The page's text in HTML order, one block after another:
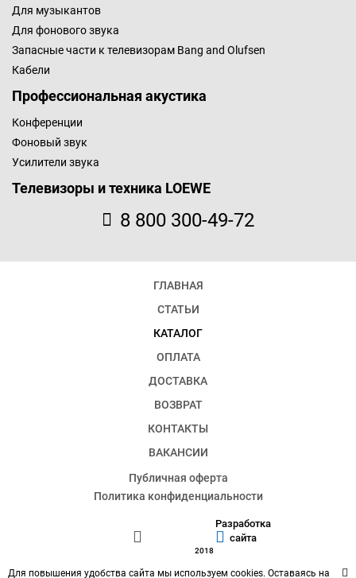
Для музыкантов
Для фонового звука
Запасные части к телевизорам Bang and Olufsen
Кабели
Профессиональная акустика
Конференции
Фоновый звук
Усилители звука
Телевизоры и техника LOEWE
8 800 300-49-72
ГЛАВНАЯ
СТАТЬИ
КАТАЛОГ
ОПЛАТА
ДОСТАВКА
ВОЗВРАТ
КОНТАКТЫ
ВАКАНСИИ
Публичная оферта
Политика конфиденциальности
Разработка
сайта
2018
Для повышения удобства сайта мы используем cookies. Оставаясь на